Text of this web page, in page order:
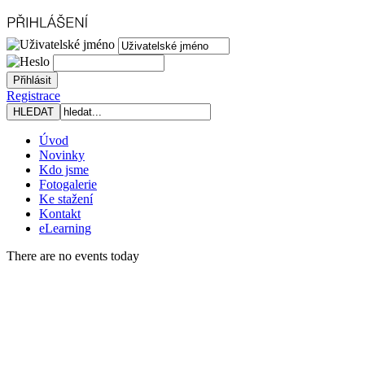
Registrace
Úvod
Novinky
Kdo jsme
Fotogalerie
Ke stažení
Kontakt
eLearning
There are no events today